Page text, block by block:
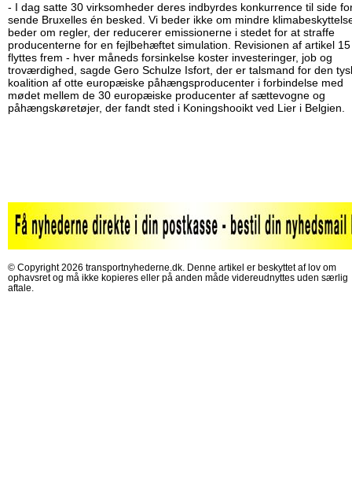
- I dag satte 30 virksomheder deres indbyrdes konkurrence til side
sende Bruxelles én besked. Vi beder ikke om mindre
beder om regler, der reducerer emissionerne i stedet for at straffe
producenterne for en fejlbehæftet simulation. Revisionen af artikel
flyttes frem - hver måneds forsinkelse koster investeringer, job og
troværdighed, sagde Gero Schulze Isfort, der er talsmand for den
koalition af otte europæiske påhængsproducenter i forbindelse med
mødet mellem de 30 europæiske producenter af sættevogne og
påhængskøretøjer, der fandt sted i Koningshooikt ved Lier i Belgien.
© Copyright 2026 transportnyhederne.dk. Denne artikel er beskyttet af lov om
ophavsret og må ikke kopieres eller på anden måde videreudnyttes uden særlig
aftale.